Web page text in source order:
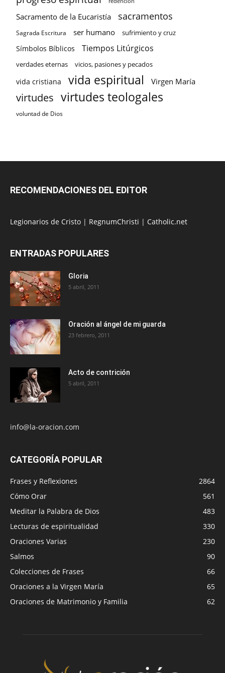
Sacramento de la Eucaristía sacramentos
Sagrada Escritura ser humano sufrimiento y cruz
Símbolos Bíblicos Tiempos Litúrgicos
verdades eternas vicios, pasiones y pecados
vida cristiana vida espiritual Virgen María
virtudes virtudes teologales
voluntad de Dios
RECOMENDACIONES DEL EDITOR
Legionarios de Cristo | RegnumChristi | Catholic.net
ENTRADAS POPULARES
Gloria
5 abril, 2011
Oración al ángel de mi guarda
23 febrero, 2011
Acto de contrición
5 abril, 2011
info@la-oracion.com
CATEGORÍA POPULAR
Frases y Reflexiones
2864
Cómo Orar
561
Meditar la Palabra de Dios
483
Lecturas de espiritualidad
330
Oraciones Varias
230
Salmos
90
Colecciones de Frases
66
Oraciones a la Virgen María
65
Oraciones de Matrimonio y Familia
62